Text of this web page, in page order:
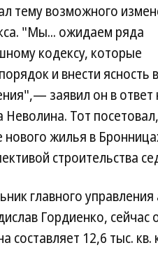
тему возможного
"Мы... ожидаем ряда
кодексу, которые
и внести ясность
заявил он в ответ
Неволина. Тот
нового жилья в
строительства
главного
Гордиенко,
составляет 12,6 тыс.